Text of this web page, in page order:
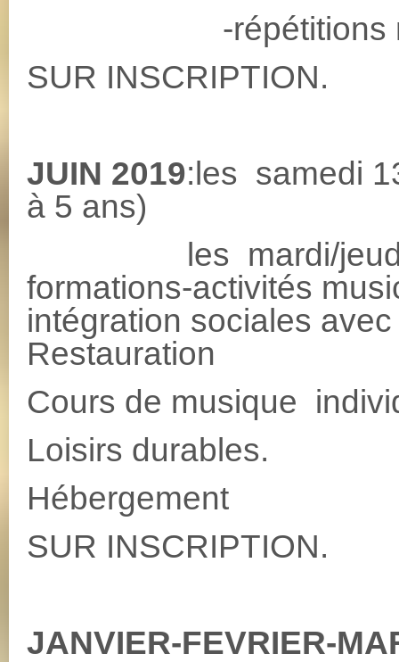
-répétitions
SUR INSCRIPTION.
JUIN 2019:les samedi
à 5 ans)
les mardi/jeudi
formations-activités
intégration sociales
Restauration
Cours de musique
Loisirs durables.
Hébergement
SUR INSCRIPTION.
JANVIER-FEVRIER-